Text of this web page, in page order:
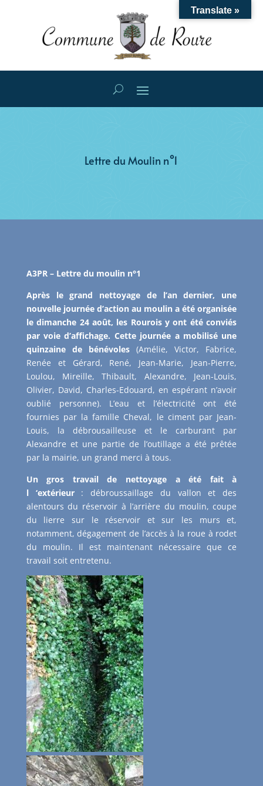
Lettre du Moulin n°1
A3PR – Lettre du moulin n°1
Après le grand nettoyage de l’an dernier, une
nouvelle journée d’action au moulin a été organisée
le dimanche 24 août, les Rourois y ont été conviés
par voie d’affichage. Cette journée a mobilisé une
quinzaine de bénévoles(Amélie, Victor, Fabrice,
Renée et Gérard, René, Jean-Marie, Jean-Pierre,
Loulou, Mireille, Thibault, Alexandre, Jean-Louis,
Olivier, David, Charles-Edouard, en espérant n’avoir
oublié personne). L’eau et l’électricité ont été
fournies par la famille Cheval, le ciment par Jean-
Louis, la débrousailleuse et le carburant par
Alexandre et une partie de l’outillage a été prêtée
par la mairie, un grand merci à tous.
Un gros travail de nettoyage a été fait à
l ‘extérieur : débroussaillage du vallon et des
alentours du réservoir à l’arrière du moulin, coupe
du lierre sur le réservoir et sur les murs et,
notamment, dégagement de l’accès à la roue à rodet
du moulin. Il est maintenant nécessaire que ce
travail soit entretenu.
Translate »